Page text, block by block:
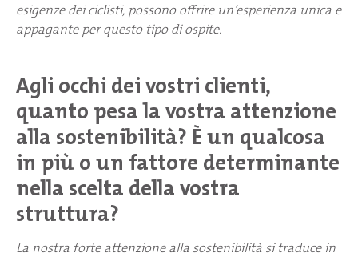
esigenze dei ciclisti, possono offrire un’esperienza unica e
appagante per questo tipo di ospite.
Agli occhi dei vostri clienti,
quanto pesa la vostra attenzione
alla sostenibilità? È un qualcosa
in più o un fattore determinante
nella scelta della vostra
struttura?
La nostra forte attenzione alla sostenibilità si traduce in